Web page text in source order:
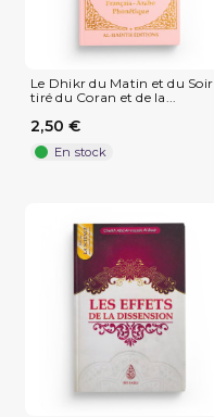
Le Dhikr du Matin et du Soir
tiré du Coran et de la...
2,50 €
En stock